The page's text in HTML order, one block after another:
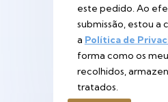
este pedido. Ao
submissão, estou a
a Política de
forma como os
recolhidos,
tratados.